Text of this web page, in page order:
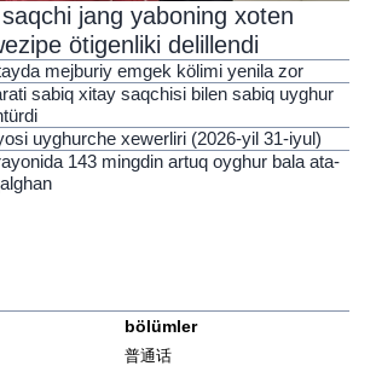
jang yaboning xoten
ötigenliki delillendi
mejburiy emgek kölimi yenila zor
sabiq xitay saqchisi bilen sabiq uyghur
uyghurche xewerliri (2026-yil 31-iyul)
143 mingdin artuq oyghur bala ata-
bölümler
普通话